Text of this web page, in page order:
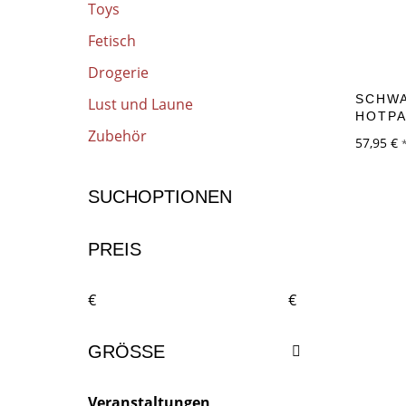
Toys
Fetisch
Drogerie
Lust und Laune
Zubehör
SUCHOPTIONEN
PREIS
€ €
GRÖSSE
57,95 € *